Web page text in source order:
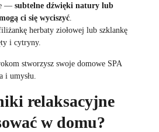
— subtelne dźwięki natury lub
ci się wyciszyć.
herbaty ziołowej lub szklankę
i cytryny.
stworzysz swoje domowe SPA
i umysłu.
relaksacyjne
w domu?